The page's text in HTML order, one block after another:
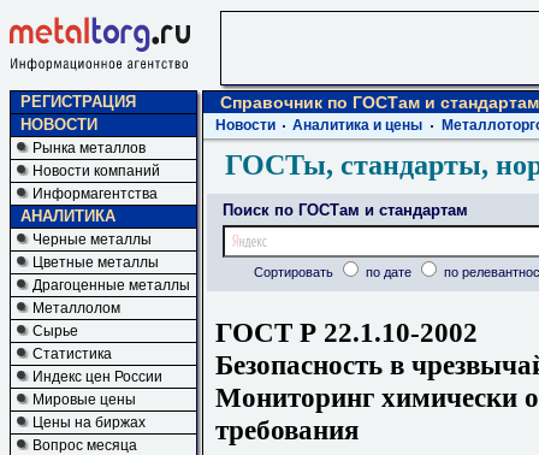
РЕГИСТРАЦИЯ
НОВОСТИ
Рынка металлов
Новости компаний
Информагентства
АНАЛИТИКА
Черные металлы
Цветные металлы
Драгоценные металлы
Металлолом
Сырье
Статистика
Индекс цен России
Мировые цены
Цены на биржах
Вопрос месяца
Справочник по ГОСТам и стандартам
Новости Аналитика и цены
ГОСТы, стандарты,
Поиск по ГОСТам и стандартам
Сортировать по дате по
ГОСТ Р 22.1.10-2002
Безопасность в
Мониторинг химически
требования